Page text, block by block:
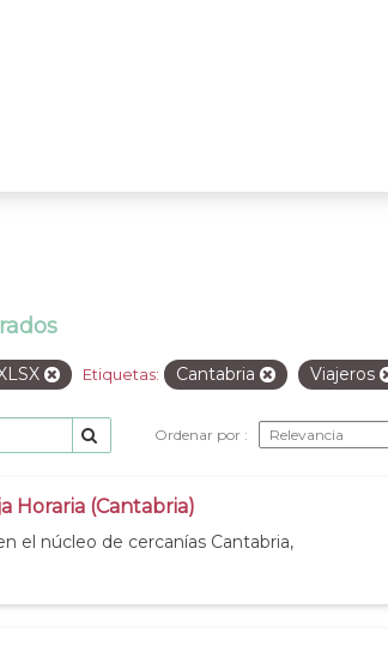
Etiquetas: Cantabria Viajeros
Ordenar por
Horaria (Cantabria)
el núcleo de cercanías Cantabria,